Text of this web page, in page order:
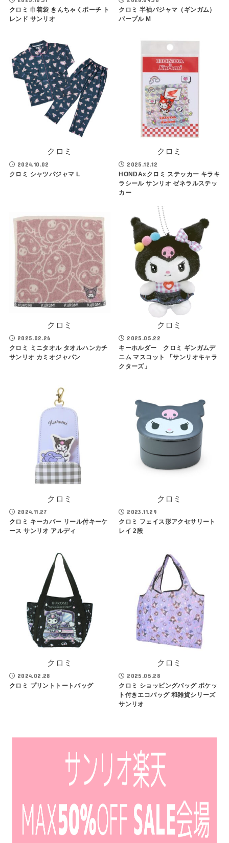
クロミ 巾着袋 きんちゃくポーチ ト
レンド サンリオ
クロミ 半袖パジャマ（ギンガム）
パープル M
クロミ
2024.10.02
クロミ シャツパジャマ L
クロミ
2025.12.12
HONDAxクロミ ステッカー キラキ
ラシール サンリオ ゼネラルステッ
カー
クロミ
2025.02.26
クロミ ミニタオル タオルハンカチ
サンリオ カミオジャパン
クロミ
2025.05.22
キーホルダー クロミ ギンガムデ
ニム マスコット 「サンリオキャラ
クターズ」
クロミ
2024.11.27
クロミ キーカバー リール付キーケ
ース サンリオ アルディ
クロミ
2023.11.29
クロミ フェイス形アクセサリート
レイ 2段
クロミ
2024.02.28
クロミ プリントトートバッグ
クロミ
2025.05.28
クロミ ショッピングバッグ ポケッ
ト付きエコバッグ 和雑貨シリーズ
サンリオ